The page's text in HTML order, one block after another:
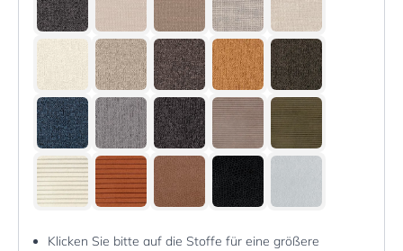
Klicken Sie bitte auf die Stoffe für eine größere